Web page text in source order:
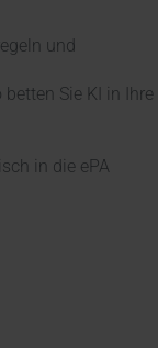
und
betten Sie KI in Ihre
in die ePA